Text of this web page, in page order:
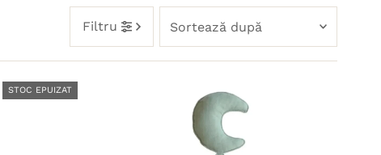
Filtru
după
Recomandate
Most relevant
Cele mai vândute
Alfabetic, de la A-Z
STOC EPUIZAT